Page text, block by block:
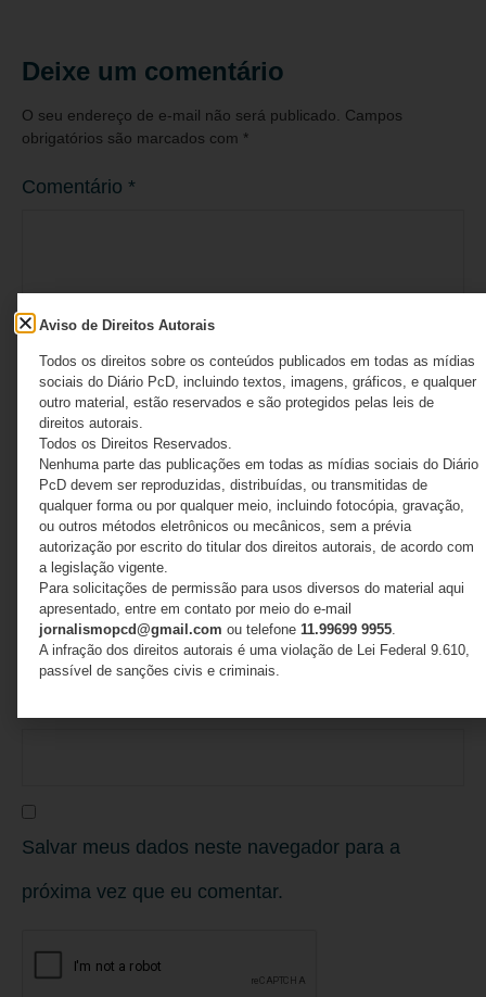
Deixe um comentário
O seu endereço de e-mail não será publicado.
Campos
obrigatórios são marcados com *
Comentário *
Nome*
E-mail*
Salvar meus dados neste navegador para a
próxima vez que eu comentar.
Aviso de Direitos Autorais
Todos os direitos sobre os conteúdos publicados em todas as mídias
sociais do Diário PcD, incluindo textos, imagens, gráficos, e qualquer
outro material, estão reservados e são protegidos pelas leis de
direitos autorais.
Todos os Direitos Reservados.
Nenhuma parte das publicações em todas as mídias sociais do Diário
PcD devem ser reproduzidas, distribuídas, ou transmitidas de
qualquer forma ou por qualquer meio, incluindo fotocópia, gravação,
ou outros métodos eletrônicos ou mecânicos, sem a prévia
autorização por escrito do titular dos direitos autorais, de acordo com
a legislação vigente.
Para solicitações de permissão para usos diversos do material aqui
apresentado, entre em contato por meio do e-mail
jornalismopcd@gmail.com ou telefone 11.99699 9955.
A infração dos direitos autorais é uma violação de Lei Federal 9.610,
passível de sanções civis e criminais.